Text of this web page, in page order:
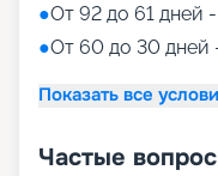
●От 92 до 61 дней
●От 60 до 30 дней
Показать все
Частые